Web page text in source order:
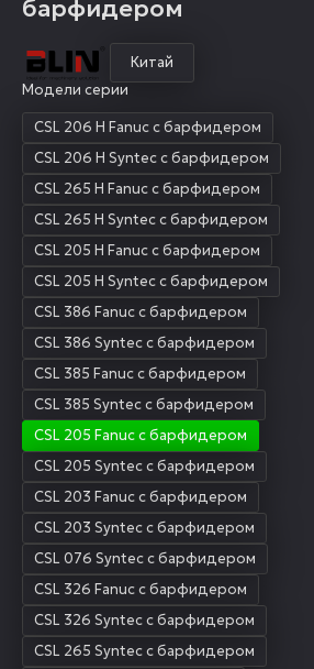
барфидером
Китай
Модели серии
CSL 206 H Fanuc с барфидером
CSL 206 H Syntec с барфидером
CSL 265 H Fanuc с барфидером
CSL 265 H Syntec с барфидером
CSL 205 H Fanuc с барфидером
CSL 205 H Syntec с барфидером
CSL 386 Fanuc с барфидером
CSL 386 Syntec с барфидером
CSL 385 Fanuc с барфидером
CSL 385 Syntec с барфидером
CSL 205 Fanuc с барфидером
CSL 205 Syntec с барфидером
CSL 203 Fanuc с барфидером
CSL 203 Syntec с барфидером
CSL 076 Syntec с барфидером
CSL 326 Fanuc с барфидером
CSL 326 Syntec с барфидером
CSL 265 Syntec с барфидером